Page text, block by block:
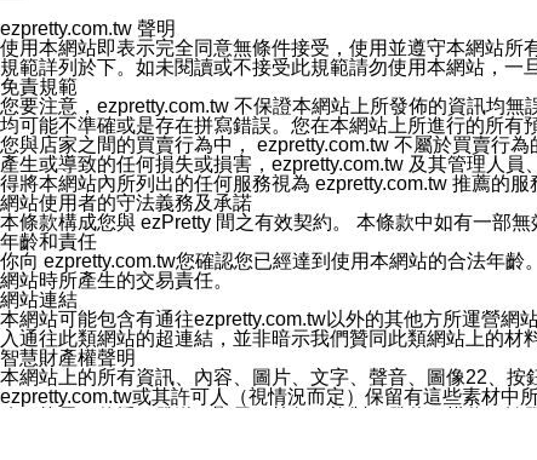
您同意本公司網站，透過您所提供的郵件地址與您取得聯
停止接收這些資料或電子郵件。
十五、訊息通知
本公司/本服務將以通知型訊息傳送重要訊息給您。即使未
本公司/本服務傳送之通知型訊息以對您有效且重要的訊息
1.LINE 帳號設定的電話號碼與本公司/本服務所傳來的電話
2.該 LINE 帳號已在 LINE APP 設定中，同意接收通知型訊
3.LINE 帳號未封鎖傳送訊息之 LINE 官方帳號。
欲變更通知型訊息的設定，操作如下：
1.點選「主頁」＞「設定」
2.點選「隱私設定」
3.點選「提供使用資料」
4.點選「LINE通知型訊息」
5.開關「接收LINE通知型訊息」
❗️關閉「接收通知型訊息」後，將不會接收到來自任何企業
ezpretty.com.tw 聲明
使用本網站即表示完全同意無條件接受，使用並遵守本網站
規範詳列於下。如未閱讀或不接受此規範請勿使用本網站，一
免責規範
您要注意，ezpretty.com.tw 不保證本網站上所發佈的資訊均
均可能不準確或是存在拼寫錯誤。您在本網站上所進行的所有
您與店家之間的買賣行為中， ezpretty.com.tw 不屬於買賣行
產生或導致的任何損失或損害，ezpretty.com.tw 及其管理人
得將本網站內所列出的任何服務視為 ezpretty.com.tw 推薦的
網站使用者的守法義務及承諾
本條款構成您與 ezPretty 間之有效契約。 本條款中如有一部
年齡和責任
你向 ezpretty.com.tw您確認您已經達到使用本網站的合法年
網站時所產生的交易責任。
網站連結
本網站可能包含有通往ezpretty.com.tw以外的其他方所運營網
入通往此類網站的超連結，並非暗示我們贊同此類網站上的材
智慧財產權聲明
本網站上的所有資訊、內容、圖片、文字、聲音、圖像22、
ezpretty.com.tw或其許可人（視情況而定）保留有這些素材